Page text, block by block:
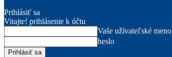
Prihlásiť sa
Vitajte! prihlásenie k účtu
Vaše užívateľské meno
heslo